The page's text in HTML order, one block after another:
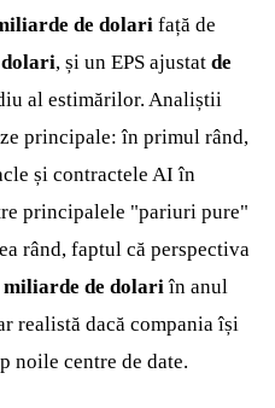
de dolari față de
, și un EPS ajustat de
al estimărilor. Analiștii
principale: în primul rând,
și contractele AI în
principalele "pariuri pure"
rând, faptul că perspectiva
miliarde de dolari în anul
realistă dacă compania își
noile centre de date.